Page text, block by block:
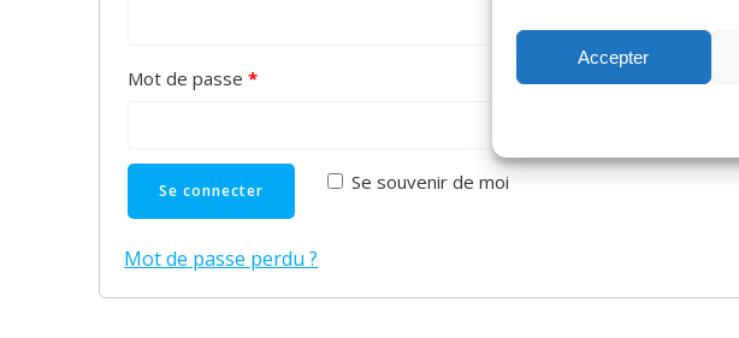
Accepter
Mot de passe*
Se souvenir de moi
Se connecter
Mot de passe perdu ?